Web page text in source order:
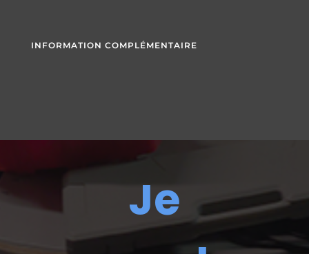
INFORMATION COMPLÉMENTAIRE
Je